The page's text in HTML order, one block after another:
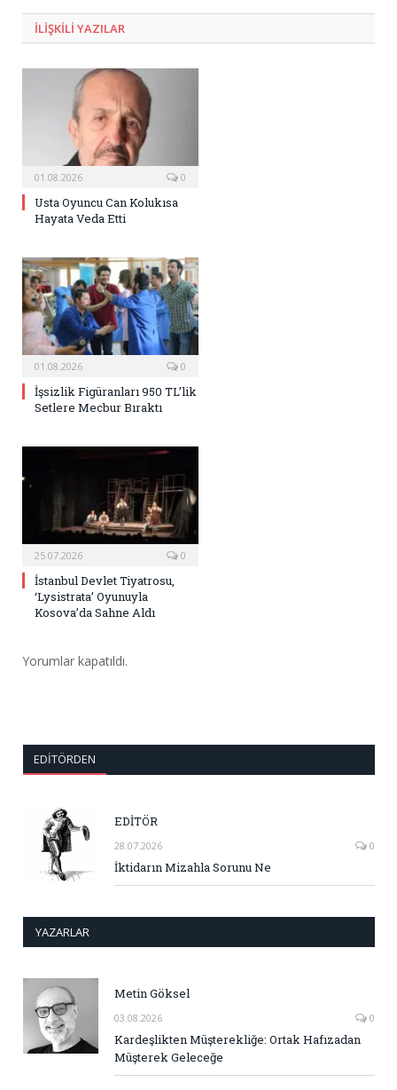
ILIŞKILI YAZILAR
01.08.2026 0
Usta Oyuncu Can Kolukısa
Hayata Veda Etti
01.08.2026 0
İşsizlik Figüranları 950 TL’lik
Setlere Mecbur Bıraktı
25.07.2026 0
İstanbul Devlet Tiyatrosu,
‘Lysistrata’ Oyunuyla
Kosova’da Sahne Aldı
Yorumlar kapatıldı.
EDITÖRDEN
EDİTÖR
28.07.2026 0
İktidarın Mizahla Sorunu Ne
YAZARLAR
Metin Göksel
03.08.2026 0
Kardeşlikten Müşterekliğe: Ortak Hafızadan
Müşterek Geleceğe